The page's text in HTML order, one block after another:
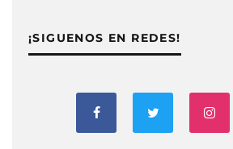
¡SIGUENOS EN REDES!